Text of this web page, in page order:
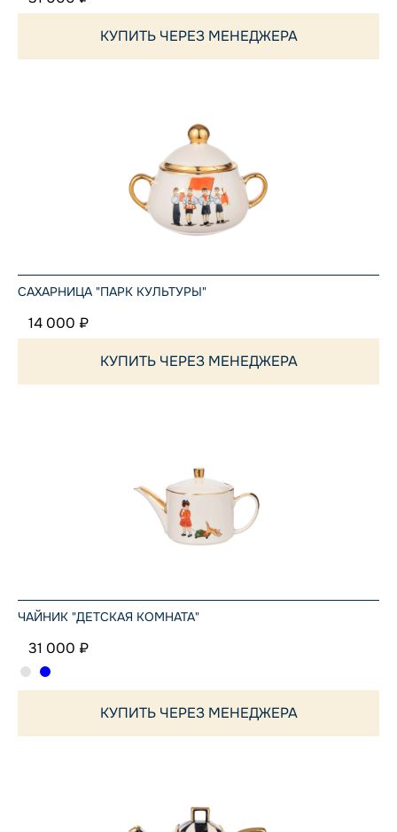
КУПИТЬ ЧЕРЕЗ МЕНЕДЖЕРА
САХАРНИЦА "ПАРК КУЛЬТУРЫ"
14 000 ₽
КУПИТЬ ЧЕРЕЗ МЕНЕДЖЕРА
ЧАЙНИК "ДЕТСКАЯ КОМНАТА"
31 000 ₽
КУПИТЬ ЧЕРЕЗ МЕНЕДЖЕРА